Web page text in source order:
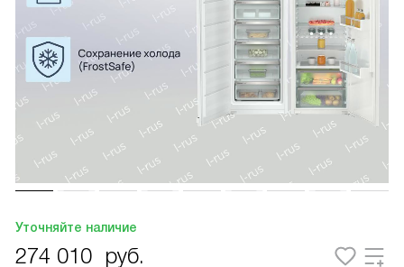
Уточняйте наличие
274 010 руб.